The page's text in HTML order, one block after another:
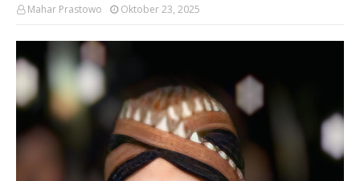
Mahar Prastowo Oktober 23, 2025